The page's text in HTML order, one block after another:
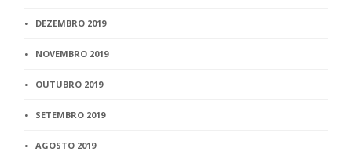
DEZEMBRO 2019
NOVEMBRO 2019
OUTUBRO 2019
SETEMBRO 2019
AGOSTO 2019